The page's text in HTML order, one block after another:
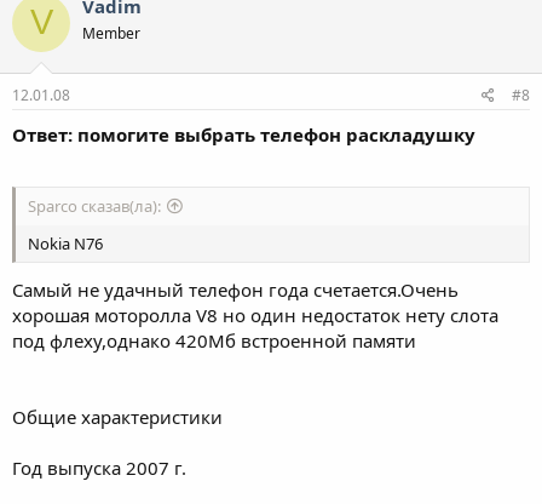
ц
і
ї
:
V Vadim
Member
12.01.08 #8
Ответ: помогите выбрать телефон раскладушку
Sparco сказав(ла):
Nokia N76
Самый не удачный телефон года счетается.Очень
хорошая моторолла V8 но один недостаток нету слота
под флеху,однако 420Мб встроенной памяти
Общие характеристики
Год выпуска 2007 г.